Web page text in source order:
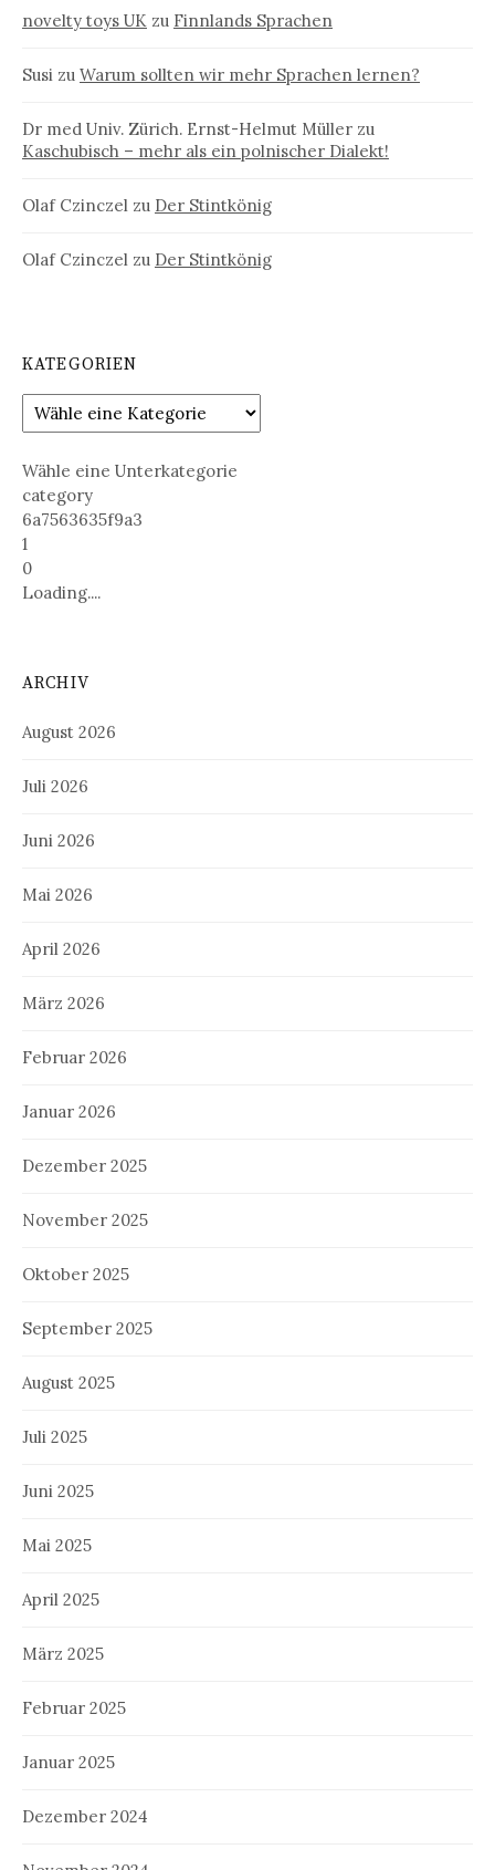
novelty toys UK zu Finnlands Sprachen
Susi zu Warum sollten wir mehr Sprachen lernen?
Dr med Univ. Zürich. Ernst-Helmut Müller zu
Kaschubisch – mehr als ein polnischer Dialekt!
Olaf Czinczel zu Der Stintkönig
Olaf Czinczel zu Der Stintkönig
KATEGORIEN
Wähle eine Unterkategorie
category
6a7563635f9a3
1
0
Loading....
ARCHIV
August 2026
Juli 2026
Juni 2026
Mai 2026
April 2026
März 2026
Februar 2026
Januar 2026
Dezember 2025
November 2025
Oktober 2025
September 2025
August 2025
Juli 2025
Juni 2025
Mai 2025
April 2025
März 2025
Februar 2025
Januar 2025
Dezember 2024